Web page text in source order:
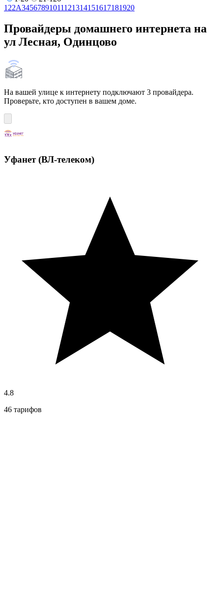
1 22А34567891011121314151617181920
Провайдеры домашнего интернета на
ул Лесная, Одинцово
На вашей улице к интернету подключают 3 провайдера.
Проверьте, кто доступен в вашем доме.
Уфанет (ВЛ-телеком)
4.8
46 тарифов